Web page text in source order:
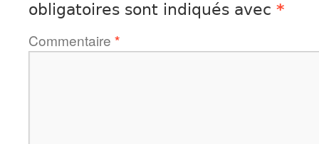
obligatoires sont indiqués avec *
Commentaire *